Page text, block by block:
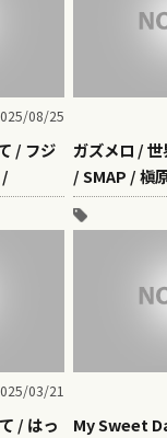
08/25
/ フジ
/
ガズメロ /
/ SMAP / 槇
03/21
/ はっ
My Sweet